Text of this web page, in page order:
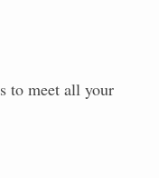
to meet all your